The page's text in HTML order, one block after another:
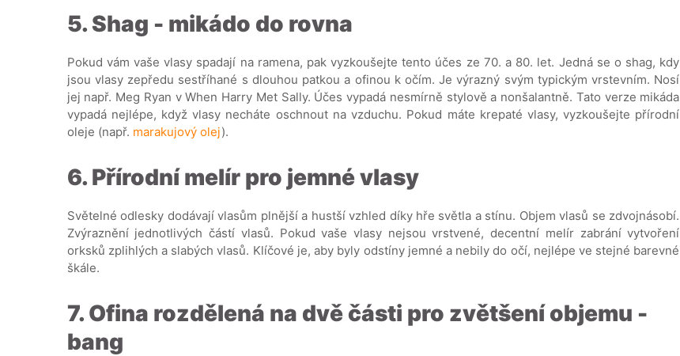
5. Shag - mikádo do rovna
Pokud vám vaše vlasy spadají na ramena, pak vyzkoušejte tento účes ze 70. a 80. let. Jedná se o shag, kdy
jsou vlasy zepředu sestříhané s dlouhou patkou a ofinou k očím. Je výrazný svým typickým vrstevním. Nosí
jej např. Meg Ryan v When Harry Met Sally. Účes vypadá nesmírně stylově a nonšalantně. Tato verze mikáda
vypadá nejlépe, když vlasy necháte oschnout na vzduchu. Pokud máte krepaté vlasy, vyzkoušejte přírodní
oleje (např. marakujový olej).
6. Přírodní melír pro jemné vlasy
Světelné odlesky dodávají vlasům plnější a hustší vzhled díky hře světla a stínu. Objem vlasů se zdvojnásobí.
Zvýraznění jednotlivých částí vlasů. Pokud vaše vlasy nejsou vrstvené, decentní melír zabrání vytvoření
orksků zplihlých a slabých vlasů. Klíčové je, aby byly odstíny jemné a nebily do očí, nejlépe ve stejné barevné
škále.
7. Ofina rozdělená na dvě části pro zvětšení objemu -
bang